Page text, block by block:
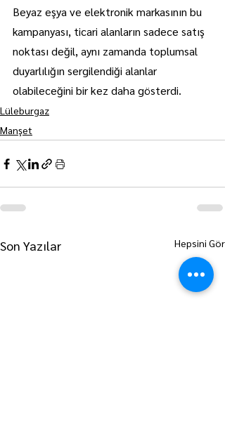
Beyaz eşya ve elektronik markasının bu
kampanyası, ticari alanların sadece satış
noktası değil, aynı zamanda toplumsal
duyarlılığın sergilendiği alanlar
olabileceğini bir kez daha gösterdi.
Lüleburgaz
Manşet
Son Yazılar Hepsini Gör